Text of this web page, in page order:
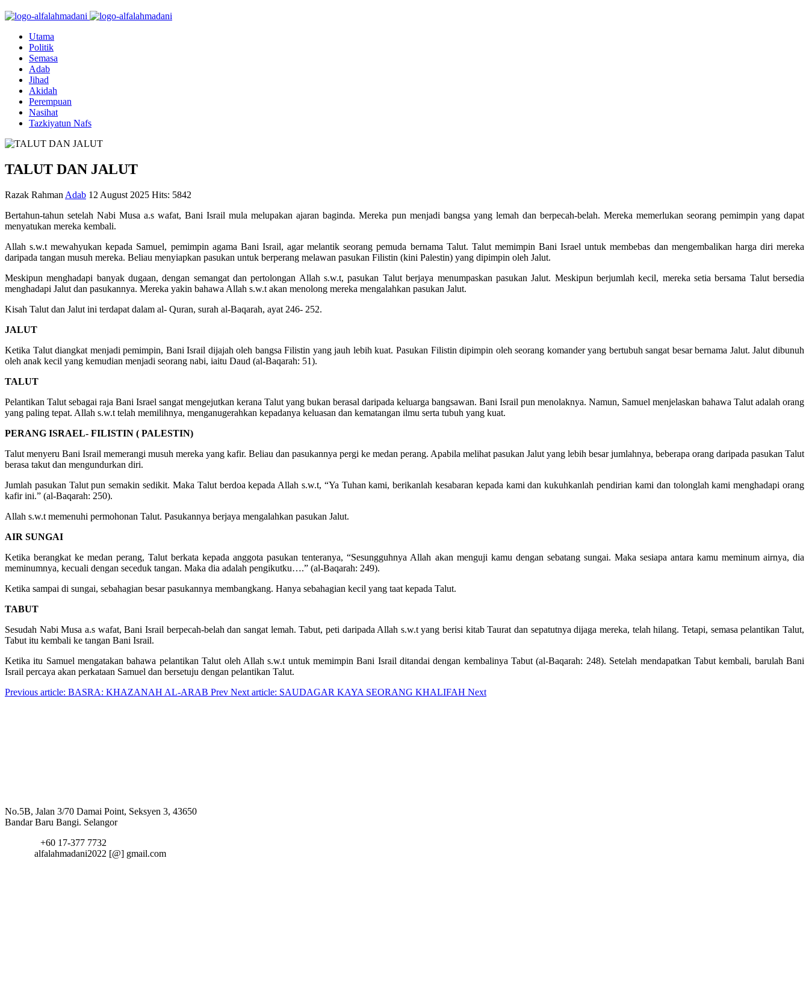
Utama
Politik
Semasa
Adab
Jihad
Akidah
Perempuan
Nasihat
Tazkiyatun Nafs
TALUT DAN JALUT
Razak Rahman Adab 12 August 2025 Hits: 5842
Bertahun-tahun setelah Nabi Musa a.s wafat, Bani Israil mula melupakan ajaran baginda. Mereka pun menjadi bangsa yang lemah dan berpecah-belah. Mereka memerlukan seorang pemimpin yang dapat
menyatukan mereka kembali.
Allah s.w.t mewahyukan kepada Samuel, pemimpin agama Bani Israil, agar melantik seorang pemuda bernama Talut. Talut memimpin Bani Israel untuk membebas dan mengembalikan harga diri mereka
daripada tangan musuh mereka. Beliau menyiapkan pasukan untuk berperang melawan pasukan Filistin (kini Palestin) yang dipimpin oleh Jalut.
Meskipun menghadapi banyak dugaan, dengan semangat dan pertolongan Allah s.w.t, pasukan Talut berjaya menumpaskan pasukan Jalut. Meskipun berjumlah kecil, mereka setia bersama Talut bersedia
menghadapi Jalut dan pasukannya. Mereka yakin bahawa Allah s.w.t akan menolong mereka mengalahkan pasukan Jalut.
Kisah Talut dan Jalut ini terdapat dalam al- Quran, surah al-Baqarah, ayat 246- 252.
JALUT
Ketika Talut diangkat menjadi pemimpin, Bani Israil dijajah oleh bangsa Filistin yang jauh lebih kuat. Pasukan Filistin dipimpin oleh seorang komander yang bertubuh sangat besar bernama Jalut. Jalut dibunuh
oleh anak kecil yang kemudian menjadi seorang nabi, iaitu Daud (al-Baqarah: 51).
TALUT
Pelantikan Talut sebagai raja Bani Israel sangat mengejutkan kerana Talut yang bukan berasal daripada keluarga bangsawan. Bani Israil pun menolaknya. Namun, Samuel menjelaskan bahawa Talut adalah orang
yang paling tepat. Allah s.w.t telah memilihnya, menganugerahkan kepadanya keluasan dan kematangan ilmu serta tubuh yang kuat.
PERANG ISRAEL- FILISTIN ( PALESTIN)
Talut menyeru Bani Israil memerangi musuh mereka yang kafir. Beliau dan pasukannya pergi ke medan perang. Apabila melihat pasukan Jalut yang lebih besar jumlahnya, beberapa orang daripada pasukan Talut
berasa takut dan mengundurkan diri.
Jumlah pasukan Talut pun semakin sedikit. Maka Talut berdoa kepada Allah s.w.t, “Ya Tuhan kami, berikanlah kesabaran kepada kami dan kukuhkanlah pendirian kami dan tolonglah kami menghadapi orang
kafir ini.” (al-Baqarah: 250).
Allah s.w.t memenuhi permohonan Talut. Pasukannya berjaya mengalahkan pasukan Jalut.
AIR SUNGAI
Ketika berangkat ke medan perang, Talut berkata kepada anggota pasukan tenteranya, “Sesungguhnya Allah akan menguji kamu dengan sebatang sungai. Maka sesiapa antara kamu meminum airnya, dia
meminumnya, kecuali dengan seceduk tangan. Maka dia adalah pengikutku….” (al-Baqarah: 249).
Ketika sampai di sungai, sebahagian besar pasukannya membangkang. Hanya sebahagian kecil yang taat kepada Talut.
TABUT
Sesudah Nabi Musa a.s wafat, Bani Israil berpecah-belah dan sangat lemah. Tabut, peti daripada Allah s.w.t yang berisi kitab Taurat dan sepatutnya dijaga mereka, telah hilang. Tetapi, semasa pelantikan Talut,
Tabut itu kembali ke tangan Bani Israil.
Ketika itu Samuel mengatakan bahawa pelantikan Talut oleh Allah s.w.t untuk memimpin Bani Israil ditandai dengan kembalinya Tabut (al-Baqarah: 248). Setelah mendapatkan Tabut kembali, barulah Bani
Israil percaya akan perkataan Samuel dan bersetuju dengan pelantikan Talut.
Previous article: BASRA: KHAZANAH AL-ARAB Prev Next article: SAUDAGAR KAYA SEORANG KHALIFAH Next
No.5B, Jalan 3/70 Damai Point, Seksyen 3, 43650
Bandar Baru Bangi. Selangor
+60 17-377 7732
alfalahmadani2022 [@] gmail.com